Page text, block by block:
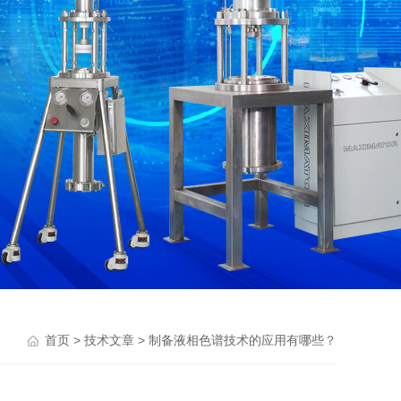
首页 > 技术文章 > 制备液相色谱技术的应用有哪些？